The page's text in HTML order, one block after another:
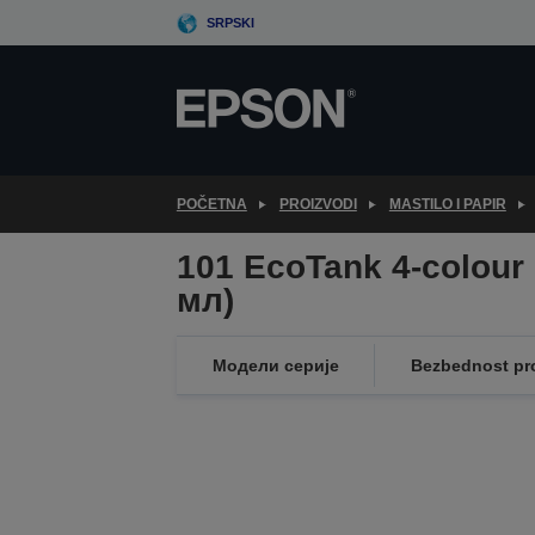
to
SRPSKI
POČETNA PROIZVODI MASTILO I PAPIR
101 EcoTank 4-
мл)
Модели серије Bezbednost